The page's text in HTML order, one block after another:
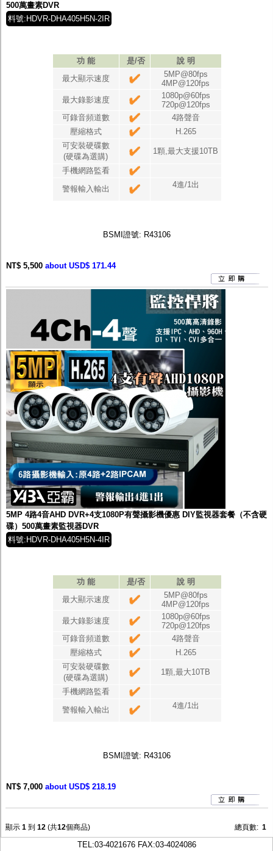
500萬畫素DVR
料號:HDVR-DHA405H5N-2IR
功 能 是/否
說 明
最大顯示速度
5MP@80fps
4MP@120fps
最大錄影速度
1080p@60fps
720p@120fps
可錄音頻道數
4路聲音
壓縮格式
H.265
可安裝硬碟數
(硬碟為選購)
1顆,最大支援10TB
手機網路監看
警報輸入輸出
4進/1出
BSMI證號: R43106
NT$ 5,500 about USD$ 171.44
5MP 4路4音AHD DVR+4支1080P有聲攝影機優惠 DIY監視器套餐（不含硬
碟）500萬畫素監視器DVR
料號:HDVR-DHA405H5N-4IR
功 能 是/否
說 明
最大顯示速度
5MP@80fps
4MP@120fps
最大錄影速度
1080p@60fps
720p@120fps
可錄音頻道數
4路聲音
壓縮格式
H.265
可安裝硬碟數
(硬碟為選購)
1顆,最大10TB
手機網路監看
警報輸入輸出
4進/1出
BSMI證號: R43106
NT$ 7,000 about USD$ 218.19
顯示 1 到 12 (共12個商品) 總頁數: 1
TEL:03-4021676FAX:03-4024086